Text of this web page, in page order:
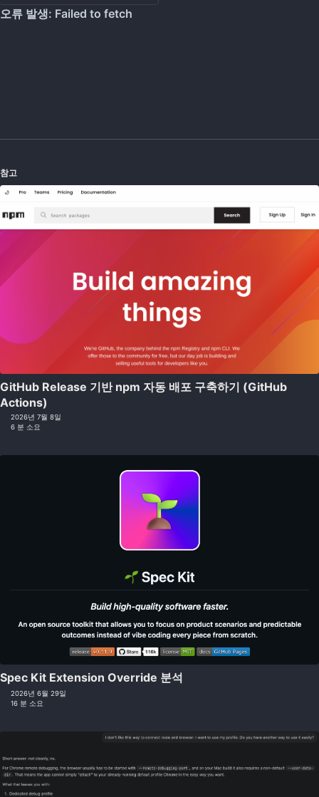
참고
GitHub Release 기반 npm 자동 배포 구축하기 (GitHub
Actions)
2026년 7월 8일
6 분 소요
Spec Kit Extension Override 분석
2026년 6월 29일
16 분 소요